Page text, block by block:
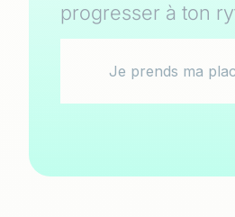
progresser à ton
Je prends ma